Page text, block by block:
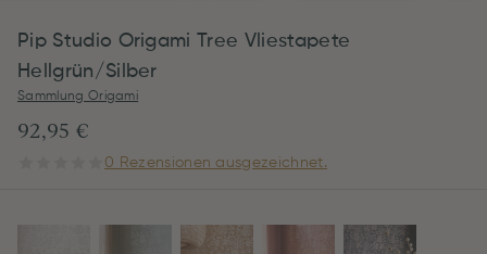
Pip Studio Origami Tree Vliestapete
Hellgrün/Silber
Sammlung Origami
92,95 €
0 Rezensionen ausgezeichnet.